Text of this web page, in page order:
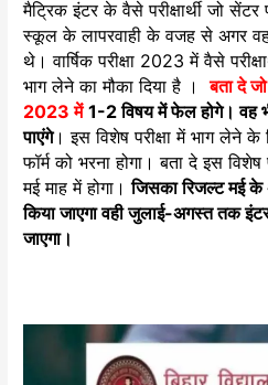
मैट्रिक इंटर के वैसे परीक्षार्थी जो सेंटर
स्कूल के लापरवाही के वजह से अगर वह
थे। वार्षिक परीक्षा 2023 में वैसे
भाग लेने का मौका दिया है ।बता दे
2023 में 1-2 विषय में फेल होगे। वह
पाएंगे। इस विशेष परीक्षा में भाग लेने के
फॉर्म को भरना होगा। बता दे इस
मई माह में होगा।जिसका रिजल्ट मई के
किया जाएगा वही जुलाई-अगस्त तक
जाएगा।